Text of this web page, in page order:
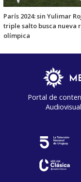
París 2024: sin Yulimar
triple salto busca nueva
olímpica
Portal de